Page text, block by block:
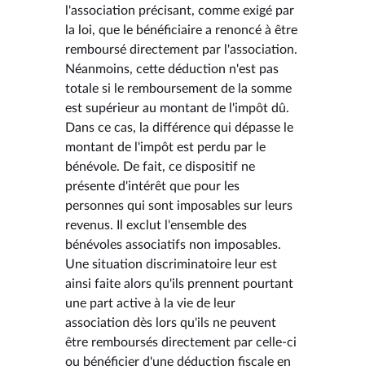
l'association précisant, comme exigé par
la loi, que le bénéficiaire a renoncé à être
remboursé directement par l'association.
Néanmoins, cette déduction n'est pas
totale si le remboursement de la somme
est supérieur au montant de l'impôt dû.
Dans ce cas, la différence qui dépasse le
montant de l'impôt est perdu par le
bénévole. De fait, ce dispositif ne
présente d'intérêt que pour les
personnes qui sont imposables sur leurs
revenus. Il exclut l'ensemble des
bénévoles associatifs non imposables.
Une situation discriminatoire leur est
ainsi faite alors qu'ils prennent pourtant
une part active à la vie de leur
association dès lors qu'ils ne peuvent
être remboursés directement par celle-ci
ou bénéficier d'une déduction fiscale en